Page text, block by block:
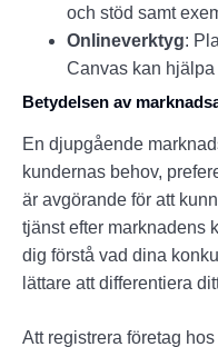
och stöd samt
Onlineverktyg:
Canvas kan
Betydelsen av
En djupgående
kundernas behov,
är avgörande för att
tjänst efter marknadens
dig förstå vad dina
lättare att differentiera
Att registrera företag